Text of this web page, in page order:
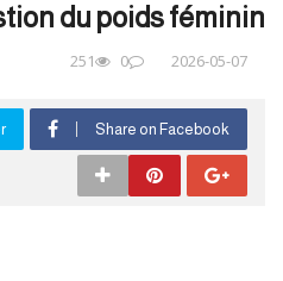
du poids féminin
2026-05-07
0
251
Share on Facebook